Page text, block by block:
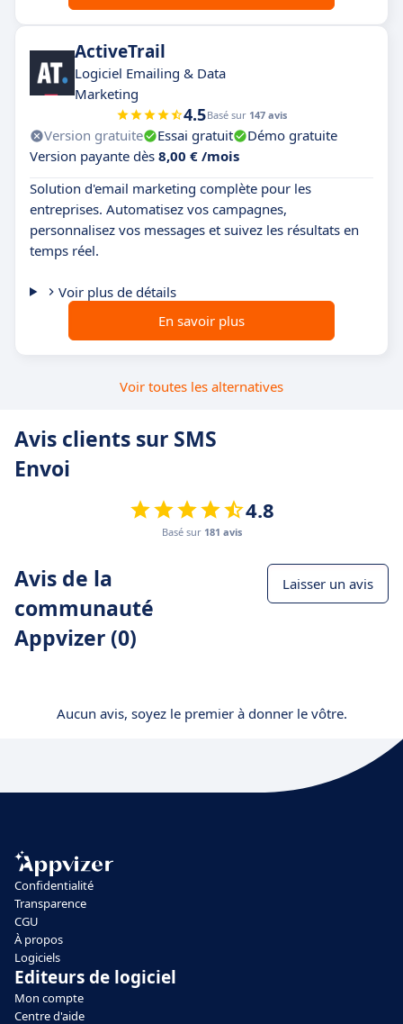
ActiveTrail
Logiciel Emailing & Data
Marketing
4.5Basé sur 147 avis
Version gratuite Essai gratuit
Démo gratuite
Version payante dès 8,00 € /mois
Solution d'email marketing complète pour les
entreprises. Automatisez vos campagnes,
personnalisez vos messages et suivez les résultats en
temps réel.
Voir plus de détails
En savoir plus
Voir toutes les alternatives
Avis clients sur SMS
Envoi
4.8
Basé sur 181 avis
Avis de la
communauté
Appvizer (0)
Laisser un avis
Aucun avis, soyez le premier à donner le vôtre.
Confidentialité
Transparence
CGU
À propos
Logiciels
Editeurs de logiciel
Mon compte
Centre d'aide